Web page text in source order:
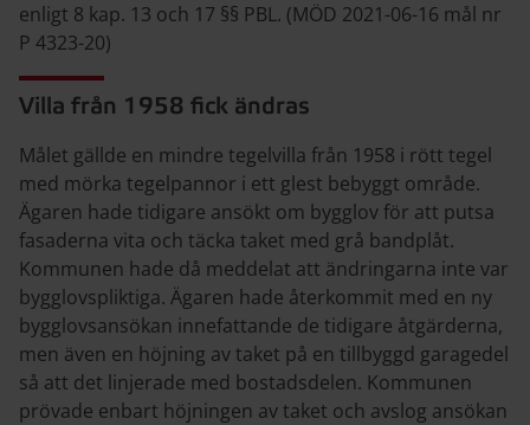
enligt 8 kap. 13 och 17 §§ PBL. (MÖD 2021-06-16 mål nr
P 4323-20)
Villa från 1958 fick ändras
Målet gällde en mindre tegelvilla från 1958 i rött tegel
med mörka tegelpannor i ett glest bebyggt område.
Ägaren hade tidigare ansökt om bygglov för att putsa
fasaderna vita och täcka taket med grå bandplåt.
Kommunen hade då meddelat att ändringarna inte var
bygglovspliktiga. Ägaren hade återkommit med en ny
bygglovsansökan innefattande de tidigare åtgärderna,
men även en höjning av taket på en tillbyggd garagedel
så att det linjerade med bostadsdelen. Kommunen
prövade enbart höjningen av taket och avslog ansökan